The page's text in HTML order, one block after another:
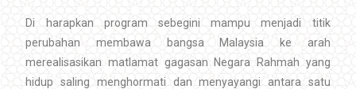
Di harapkan program sebegini mampu menjadi titik
perubahan membawa bangsa Malaysia ke arah
merealisasikan matlamat gagasan Negara Rahmah yang
hidup saling menghormati dan menyayangi antara satu